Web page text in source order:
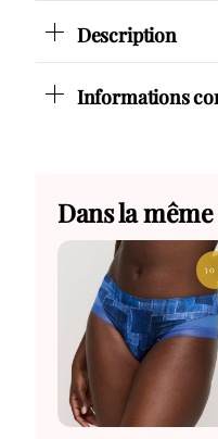
Description
Informations
Dans la
30